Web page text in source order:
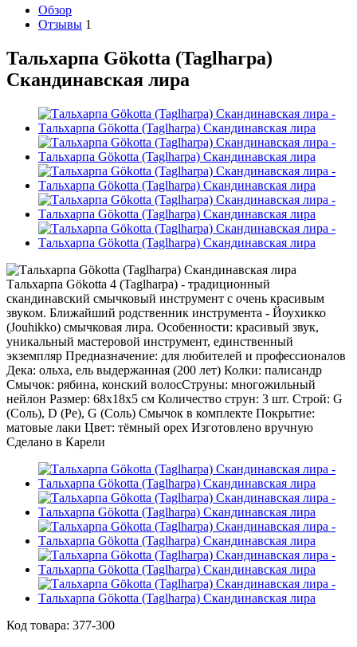
Обзор
Отзывы 1
Тальхарпа Gökotta (Taglharpa)
Скандинавская лира
Код товара: 377-300